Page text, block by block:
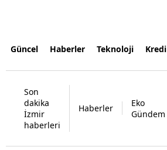
Güncel Haberler Teknoloji Kredi
Son
dakika
İzmir
haberleri
Haberler
Eko
Gündem